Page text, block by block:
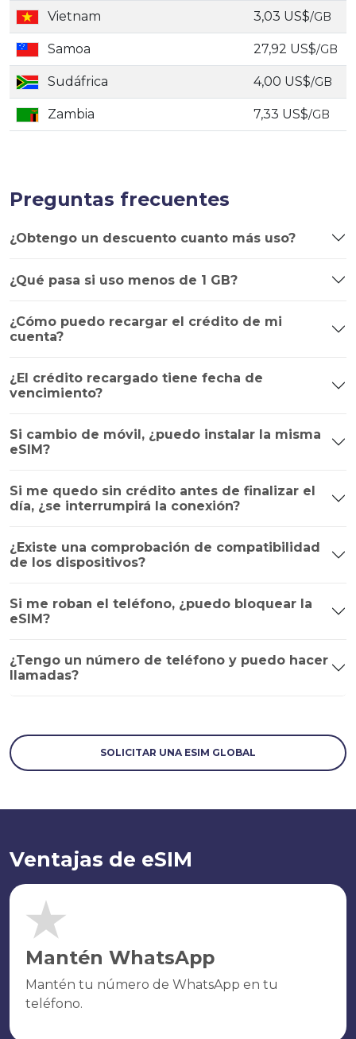
Vietnam 3,03 US$/GB
Samoa 27,92 US$/GB
Sudáfrica 4,00 US$/GB
Zambia 7,33 US$/GB
Preguntas frecuentes
¿Obtengo un descuento cuanto más uso?
¿Qué pasa si uso menos de 1 GB?
¿Cómo puedo recargar el crédito de mi
cuenta?
¿El crédito recargado tiene fecha de
vencimiento?
Si cambio de móvil, ¿puedo instalar la misma
eSIM?
Si me quedo sin crédito antes de finalizar el
día, ¿se interrumpirá la conexión?
¿Existe una comprobación de compatibilidad
de los dispositivos?
Si me roban el teléfono, ¿puedo bloquear la
eSIM?
¿Tengo un número de teléfono y puedo hacer
llamadas?
SOLICITAR UNA ESIM GLOBAL
Ventajas de eSIM
Mantén WhatsApp
Mantén tu número de WhatsApp en tu
teléfono.